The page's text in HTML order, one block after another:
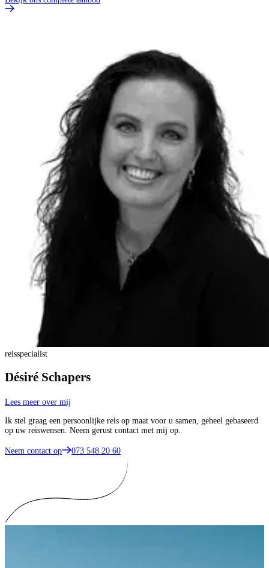
reisspecialist
Désiré Schapers
Lees meer over mij
Ik stel graag een persoonlijke reis op maat voor u samen, geheel gebaseerd
op uw reiswensen. Neem gerust contact met mij op.
Neem contact op 073 548 20 60